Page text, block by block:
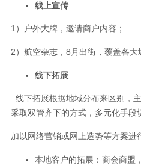
线上宣传
1）户外大牌，邀请商户内容；
2）航空杂志，8月出街，覆盖各大
线下拓展
线下拓展根据地域分布来区别，
采取双管齐下的方式，多元化手段
加以网络营销或网上造势等方案进
本地客户的拓展：商会商盟